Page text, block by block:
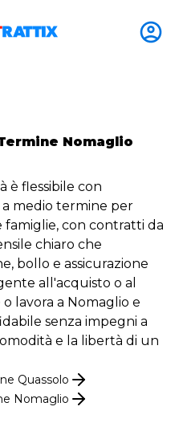
Nomaglio
è flessibile con
medio termine per
famiglie, con contratti da
chiaro che
bollo e assicurazione
all'acquisto o al
o lavora a Nomaglio e
senza impegni a
e la libertà di un
Quassolo
Nomaglio